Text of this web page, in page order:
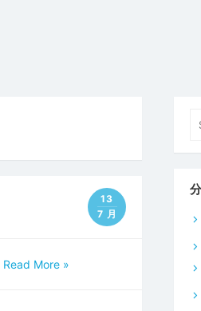
13
7 月
Read More »